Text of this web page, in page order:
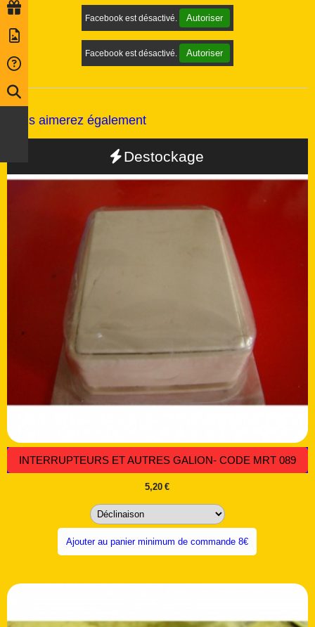
Facebook est désactivé. Autoriser
Facebook est désactivé. Autoriser
Vous aimerez également
INTERRUPTEURS ET AUTRES GALION- CODE MRT 089
5,20 €
Ajouter au panier minimum de commande 8€
Destockage